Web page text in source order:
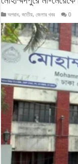
অপরাধ,জাতীয়,জেলার খবর 0